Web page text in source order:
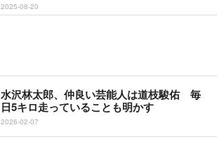
2025-08-20
水沢林太郎、仲良い芸能人は道枝駿佑 毎
日5キロ走っていることも明かす
2026-02-07